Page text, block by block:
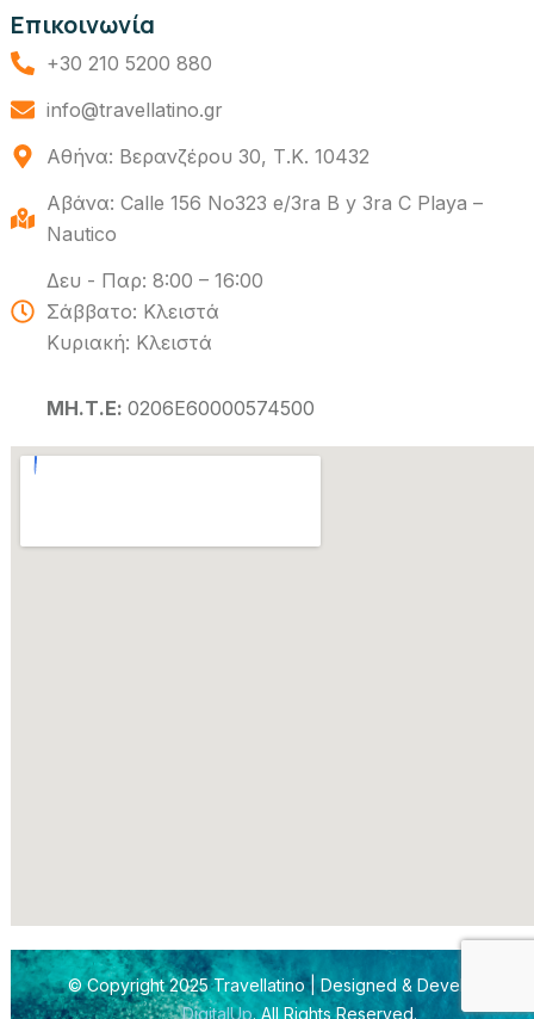
Επικοινωνία
+30 210 5200 880
info@travellatino.gr
Αθήνα: Βερανζέρου 30, Τ.Κ. 10432
Αβάνα: Calle 156 No323 e/3ra B y 3ra C Playa –
Nautico
Δευ - Παρ: 8:00 – 16:00
Σάββατο: Κλειστά
Κυριακή: Κλειστά
ΜΗ.Τ.Ε: 0206Ε60000574500
© Copyright 2025 Travellatino | Designed & Developed by
DigitalUp. All Rights Reserved.